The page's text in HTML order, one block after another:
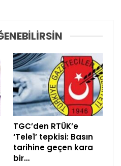
TGC’den RTÜK’e
‘Tele1’ tepkisi: Basın
tarihine geçen kara
bir…